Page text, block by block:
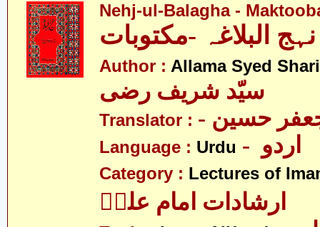
Nehj-ul-Balagha -
نہج البلاغہ -مکتوبات
Author : Allama Syed
سیّد شریف رضی
Translator : حسین
Language : Urdu
Category : Lectures of
ارشادات امام علیؑ